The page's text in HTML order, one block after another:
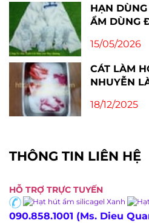
HẠN
ẨM DÙNG
15/05/2026
CÁT LÀM
NHUYỄN
18/12/2025
THÔNG TIN LIÊN HỆ
HỖ TRỢ TRỰC TUYẾN
090.858.1001 (Ms. Dieu